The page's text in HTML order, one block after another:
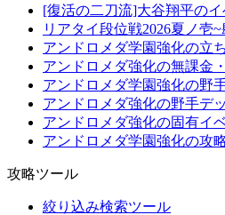
[復活の二刀流]大谷翔平の
リアタイ段位戦2026夏ノ壱
アンドロメダ学園強化の立
アンドロメダ強化の無課金
アンドロメダ学園強化の野
アンドロメダ強化の野手デ
アンドロメダ強化の固有イ
アンドロメダ学園強化の攻
攻略ツール
絞り込み検索ツール